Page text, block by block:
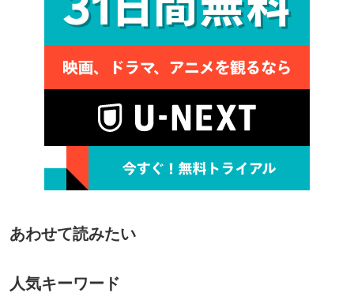
あわせて読みたい
人気キーワード